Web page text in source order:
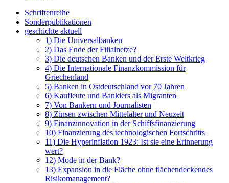
Schriftenreihe
Sonderpublikationen
geschichte aktuell
1) Die Universalbanken
2) Das Ende der Filialnetze?
3) Die deutschen Banken und der Erste Weltkrieg
4) Die Internationale Finanzkommission für
Griechenland
5) Banken in Ostdeutschland vor 70 Jahren
6) Kaufleute und Bankiers als Migranten
7) Von Bankern und Journalisten
8) Zinsen zwischen Mittelalter und Neuzeit
9) Finanzinnovation in der Schiffsfinanzierung
10) Finanzierung des technologischen Fortschritts
11) Die Hyperinflation 1923: Ist sie eine Erinnerung
wert?
12) Mode in der Bank?
13) Expansion in die Fläche ohne flächendeckendes
Risikomanagement?